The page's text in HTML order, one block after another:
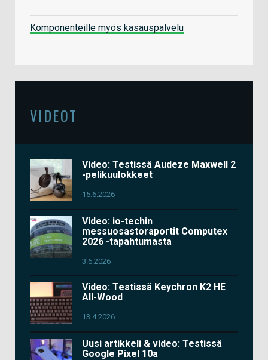
Komponenteille myös kasauspalvelu
VIDEOT
Video: Testissä Audeze Maxwell 2
-pelikuulokkeet
15.6.2026
Video: io-techin
messuosastoraportit Computex
2026 -tapahtumasta
3.6.2026
Video: Testissä Keychron K2 HE
All-Wood
13.4.2026
Uusi artikkeli & video: Testissä
Google Pixel 10a